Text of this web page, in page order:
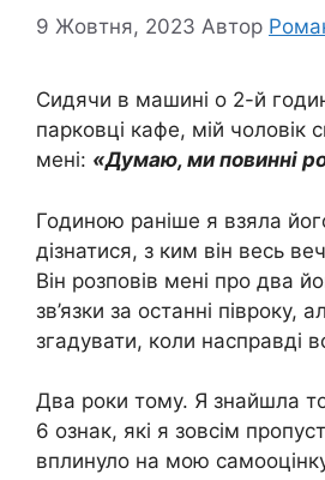
9 Жовтня, 2023 Автор
Сидячи в машині о 2-й
парковці кафе, мій чоловік
мені: «Думаю, ми повинні
Годиною раніше я взяла
дізнатися, з ким він весь
Він розповів мені про два
зв’язки за останні півроку,
згадувати, коли насправді
Два роки тому. Я знайшла
6 ознак, які я зовсім
вплинуло на мою